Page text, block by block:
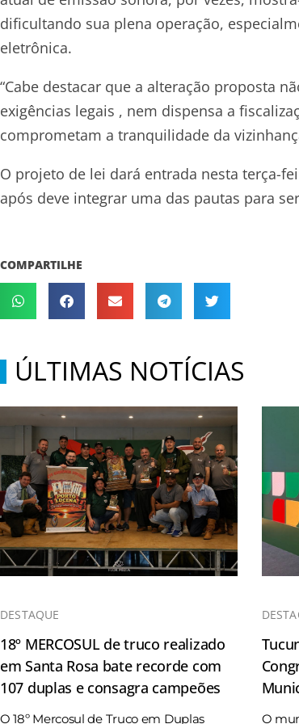
dificultando sua plena operação,
eletrônica.
“Cabe destacar que a alteração proposta
exigências legais , nem dispensa a
comprometam a tranquilidade da
O projeto de lei dará entrada nesta terça-
após deve integrar uma das pautas para
COMPARTILHE
ÚLTIMAS NOTÍCIAS
DESTAQUE
18º MERCOSUL de truco realizado
em Santa Rosa bate recorde com
107 duplas e consagra campeões
O 18º Mercosul de Truco em Duplas O